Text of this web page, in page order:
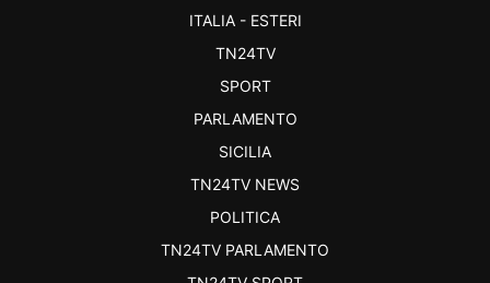
ITALIA - ESTERI
TN24TV
SPORT
PARLAMENTO
SICILIA
TN24TV NEWS
POLITICA
TN24TV PARLAMENTO